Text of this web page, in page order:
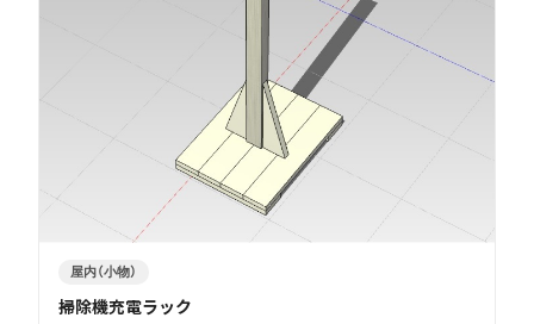
屋内（小物）
掃除機充電ラック